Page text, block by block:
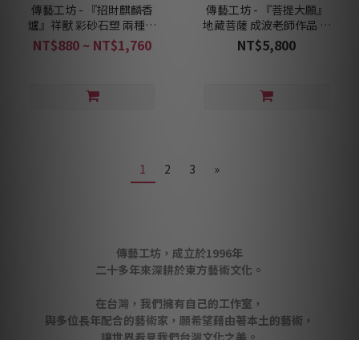
傳藝工坊 - 『招財麒麟香
爐』祥獸 彩砂石塑 兩種色
彩可選
NT$880 ~ NT$1,760
傳藝工坊 - 『菩提大願』
地藏菩薩 成波老師作品 地
藏王
NT$5,800
1 2 3 »
傳藝工坊，成立於1996年
二十多年來深耕於東方藝術文化。
在台灣，我們擁有自己的工作室，
與多位長年配合的藝術家，願希望藉由著本土的藝術，